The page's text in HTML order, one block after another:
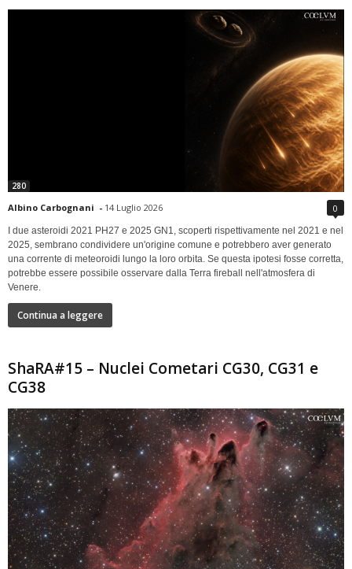
280
Albino Carbognani - 14 Luglio 2026 0
I due asteroidi 2021 PH27 e 2025 GN1, scoperti rispettivamente nel 2021 e nel
2025, sembrano condividere un'origine comune e potrebbero aver generato
una corrente di meteoroidi lungo la loro orbita. Se questa ipotesi fosse corretta,
potrebbe essere possibile osservare dalla Terra fireball nell'atmosfera di
Venere.
Continua a leggere
ShaRA#15 – Nuclei Cometari CG30, CG31 e
CG38